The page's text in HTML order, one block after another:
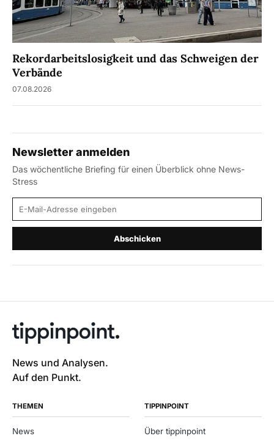
Rekordarbeitslosigkeit und das Schweigen der
Verbände
07.08.2026
Newsletter anmelden
Das wöchentliche Briefing für einen Überblick ohne News-
Stress
E-Mail-Adresse
Abschicken
News und Analysen.
Auf den Punkt.
THEMEN
News
TIPPINPOINT
Über tippinpoint